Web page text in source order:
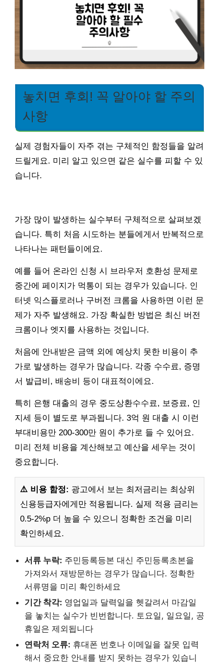
놓치면 후회! 꼭 알아야 할 주의
사항
실제 경험자들이 자주 겪는 구체적인 함정들을 알려
드릴게요. 미리 알고 있으면 같은 실수를 피할 수 있
습니다.
가장 많이 발생하는 실수부터 구체적으로 살펴보겠
습니다. 특히 처음 시도하는 분들에게서 반복적으로
나타나는 패턴들이에요.
예를 들어 온라인 신청 시 브라우저 호환성 문제로
중간에 페이지가 먹통이 되는 경우가 있습니다. 인
터넷 익스플로러나 구버전 크롬을 사용하면 이런 문
제가 자주 발생해요. 가장 확실한 방법은 최신 버전
크롬이나 엣지를 사용하는 것입니다.
처음에 안내받은 금액 외에 예상치 못한 비용이 추
가로 발생하는 경우가 많습니다. 각종 수수료, 증명
서 발급비, 배송비 등이 대표적이에요.
특히 은행 대출의 경우 중도상환수수료, 보증료, 인
지세 등이 별도로 부과됩니다. 3억 원 대출 시 이런
부대비용만 200-300만 원이 추가로 들 수 있어요.
미리 전체 비용을 계산해보고 예산을 세우는 것이
중요합니다.
⚠️ 비용 함정: 광고에서 보는 최저금리는 최상위
신용등급자에게만 적용됩니다. 실제 적용 금리는
0.5-2%p 더 높을 수 있으니 정확한 조건을 미리
확인하세요.
서류 누락: 주민등록등본 대신 주민등록초본을
가져와서 재방문하는 경우가 많습니다. 정확한
서류명을 미리 확인하세요
기간 착각: 영업일과 달력일을 헷갈려서 마감일
을 놓치는 실수가 빈번합니다. 토요일, 일요일, 공
휴일은 제외됩니다
연락처 오류: 휴대폰 번호나 이메일을 잘못 입력
해서 중요한 안내를 받지 못하는 경우가 있습니